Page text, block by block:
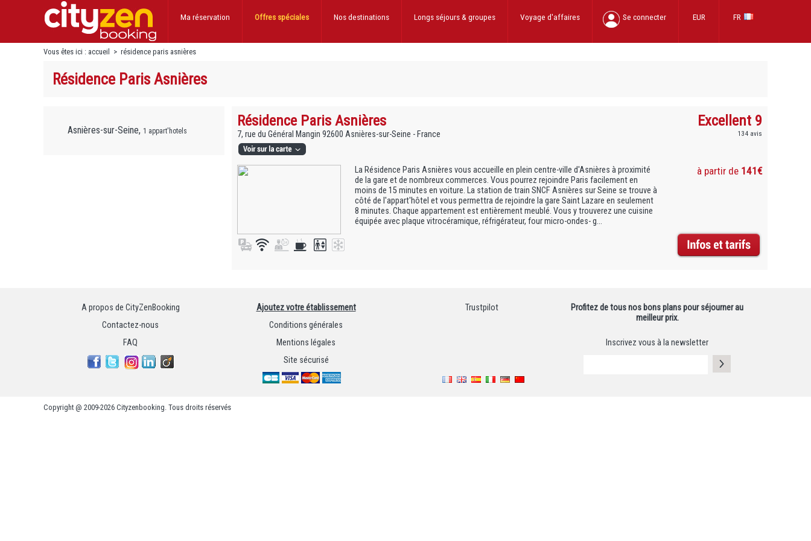
FR
EUR
Se connecter
Voyage d'affaires
Longs séjours& groupes
Nos destinations
Offres spéciales
Ma réservation
Vous êtes ici : accueil > résidence paris asnières
Résidence Paris Asnières
Asnières-sur-Seine, 1 appart'hotels
Résidence Paris Asnières
7, rue du Général Mangin 92600 Asnières-sur-Seine - France
Excellent 9
134 avis
La Résidence Paris Asnières vous accueille en plein centre-ville d'Asnières à proximité
de la gare et de nombreux commerces. Vous pourrez rejoindre Paris facilement en
moins de 15 minutes en voiture. La station de train SNCF Asnières sur Seine se trouve à
côté de l'appart'hôtel et vous permettra de rejoindre la gare Saint Lazare en seulement
8 minutes. Chaque appartement est entièrement meublé. Vous y trouverez une cuisine
équipée avec plaque vitrocéramique, réfrigérateur, four micro-ondes- g...
à partir de 141€
A propos de CityZenBooking
Contactez-nous
FAQ
Ajoutez votre établissement
Conditions générales
Mentions légales
Site sécurisé
Trustpilot
Profitez de tous nos bons plans pour séjourner au
meilleur prix.
Inscrivez vous à la newsletter
Copyright @ 2009-2026 Cityzenbooking. Tous droits réservés